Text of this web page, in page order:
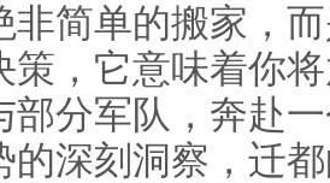
非简单的搬家，
策，它意味着你
部分军队，奔赴
的深刻洞察，迁